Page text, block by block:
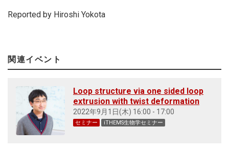
Reported by Hiroshi Yokota
関連イベント
Loop structure via one sided loop
extrusion with twist deformation
2022年9月1日(木) 16:00 - 17:00
セミナー iTHEMS生物学セミナー